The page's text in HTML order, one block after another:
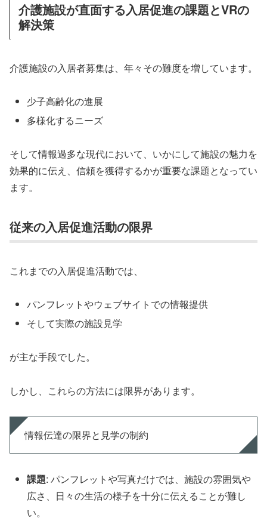
介護施設が直面する入居促進の課題とVRの
解決策
介護施設の入居者募集は、年々その難度を増しています。
少子高齢化の進展
多様化するニーズ
そして情報過多な現代において、いかにして施設の魅力を
効果的に伝え、信頼を獲得するかが重要な課題となってい
ます。
従来の入居促進活動の限界
これまでの入居促進活動では、
パンフレットやウェブサイトでの情報提供
そして実際の施設見学
が主な手段でした。
しかし、これらの方法には限界があります。
情報伝達の限界と見学の制約
課題: パンフレットや写真だけでは、施設の雰囲気や
広さ、日々の生活の様子を十分に伝えることが難し
い。